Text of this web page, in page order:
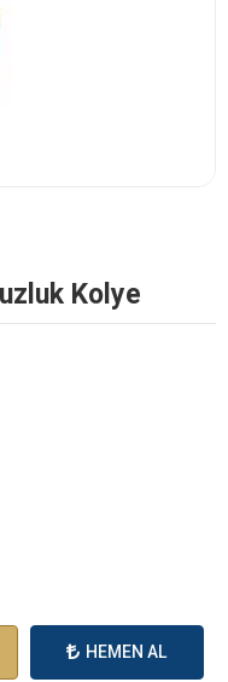
Kolye
HEMEN AL